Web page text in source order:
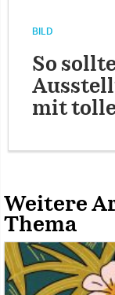
BILD
So
mit
Weitere
Thema